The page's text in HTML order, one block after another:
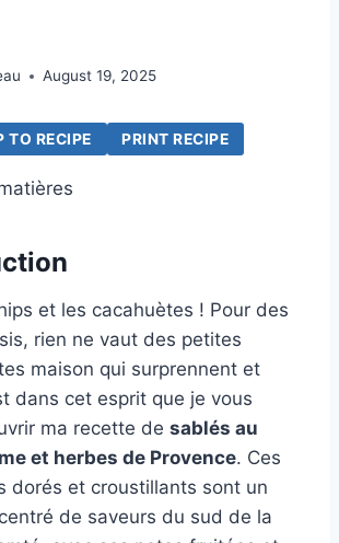
August 19, 2025
TO RECIPE PRINT RECIPE
et les cacahuètes ! Pour des
rien ne vaut des petites
maison qui surprennent et
dans cet esprit que je vous
ma recette de sablés au
et herbes de Provence. Ces
dorés et croustillants sont un
de saveurs du sud de la